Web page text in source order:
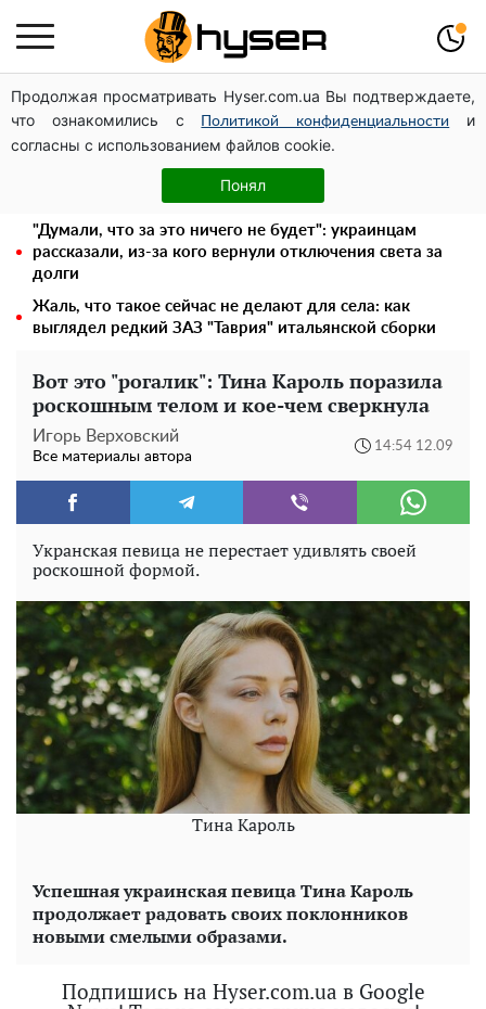
Продолжая просматривать Hyser.com.ua Вы подтверждаете,
что ознакомились с
Политикой конфиденциальности
и
согласны с использованием файлов cookie.
Понял
Месяц без света, лютый холод и коммунальные
платежи на тысячи гривен: народ "ломают" в
отключения
"Холостячка" Ксения Мишина перестаралась и
блеснула зоной бикини: слишком широко раздвинула
"Думали, что за это ничего не будет": украинцам
рассказали, из-за кого вернули отключения света за
долги
Жаль, что такое сейчас не делают для села: как
выглядел редкий ЗАЗ "Таврия" итальянской сборки
Вот это "рогалик": Тина Кароль поразила
роскошным телом и кое-чем сверкнула
Игорь Верховский
Все материалы автора
14:54 12.09
Укранская певица не перестает удивлять своей
роскошной формой.
Тина Кароль
Успешная украинская певица Тина Кароль
продолжает радовать своих поклонников
новыми смелыми образами.
Подпишись на Hyser.com.ua в Google